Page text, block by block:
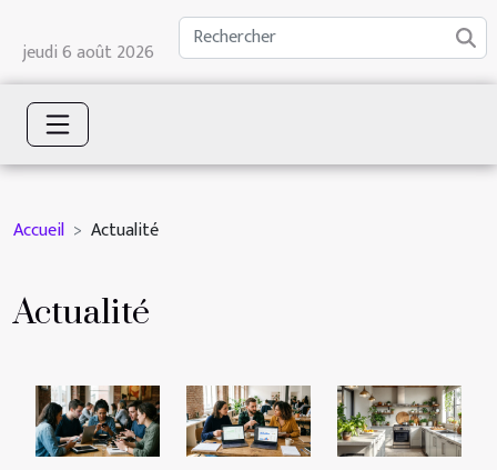
jeudi 6 août 2026
Accueil Actualité
Actualité